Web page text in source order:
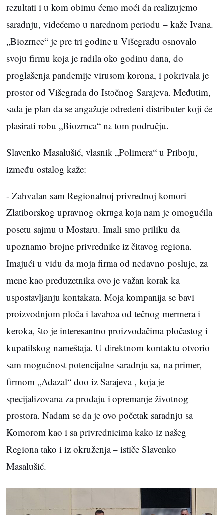
rezultati i u kom obimu ćemo moći da realizujemo
saradnju, videćemo u narednom periodu – kaže Ivana.
„Biozrnce“ je pre tri godine u Višegradu osnovalo
svoju firmu koja je radila oko godinu dana, do
proglašenja pandemije virusom korona, i pokrivala je
prostor od Višegrada do Istočnog Sarajeva. Međutim,
sada je plan da se angažuje određeni distributer koji će
plasirati robu „Biozrnca“ na tom području.
Slavenko Masalušić, vlasnik „Polimera“ u Priboju,
između ostalog kaže:
- Zahvalan sam Regionalnoj privrednoj komori
Zlatiborskog upravnog okruga koja nam je omogućila
posetu sajmu u Mostaru. Imali smo priliku da
upoznamo brojne privrednike iz čitavog regiona.
Imajući u vidu da moja firma od nedavno posluje, za
mene kao preduzetnika ovo je važan korak ka
uspostavljanju kontakata. Moja kompanija se bavi
proizvodnjom ploča i lavaboa od tečnog mermera i
keroka, što je interesantno proizvođačima pločastog i
kupatilskog nameštaja. U direktnom kontaktu otvorio
sam mogućnost potencijalne saradnju sa, na primer,
firmom „Adazal“ doo iz Sarajeva , koja je
specijalizovana za prodaju i opremanje životnog
prostora. Nadam se da je ovo početak saradnju sa
Komorom kao i sa privrednicima kako iz našeg
Regiona tako i iz okruženja – ističe Slavenko
Masalušić.